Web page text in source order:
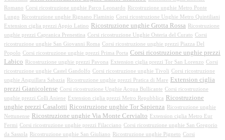
Romano Corsi ricostruzione unghie Parco Leonardo
Ricostruzione unghie Metro Ponte
Lungo
Ricostruzione unghie Rignano Flaminio Corsi ricostruzione Unghie Metro Quintiliani
Extension ciglia prezzi Appio Latino
Ricostruzione unghie Grotta Rossa
Ricostruzione
unghie prezzi Capranica Prenestina Corsi ricostruzione Unghie Osteria del Curato Corsi
ricostruzione unghie San Giovanni Roma Corsi ricostruzione unghie prezzi Piazza Del
Popolo Corsi ricostruzione unghie prezzi Prima Porta Corsi ricostruzione unghie prezzi
Labico
Ricostruzione unghie prezzi Pavona Extension ciglia prezzi Tor San Lorenzo Corsi
ricostruzione unghie Castel Gandolfo Corsi ricostruzione unghie Tivoli Corsi ricostruzione
unghie Anguillara Sabazia
Ricostruzione unghie prezzi Pratica di Mare
Extension ciglia
prezzi Gianicolense Corsi ricostruzione Unghie Acqua Bullicante Corsi ricostruzione
unghie prezzi Colli Aniene
Extension ciglia prezzi Metro Repubblica
Ricostruzione
unghie prezzi Casalotti Ricostruzione unghie Tor Sapienza
Ricostruzione unghie
Nettunense
Ricostruzione unghie Via Monte Cervialto
Extension ciglia Metro Eur
Fermi Corsi ricostruzione unghie prezzi Filacciano Corsi ricostruzione unghie San Gregorio
da Sassola
Ricostruzione unghie San Giuliano Ricostruzione unghie Pigneto Corsi